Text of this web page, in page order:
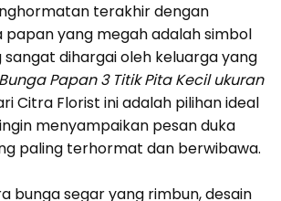
terakhir dengan
papan yang megah adalah simbol
sangat dihargai oleh keluarga yang
Bunga Papan 3 Titik Pita Kecil ukuran
Citra Florist ini adalah pilihan ideal
menyampaikan pesan duka
paling terhormat dan berwibawa.
bunga segar yang rimbun, desain